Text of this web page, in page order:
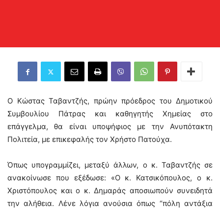
Ο Κώστας Ταβαντζής, πρώην πρόεδρος του Δημοτικού
Συμβουλίου Πάτρας και καθηγητής Χημείας στο
επάγγελμα, θα είναι υποψήφιος με την Ανυπότακτη
Πολιτεία, με επικεφαλής τον Χρήστο Πατούχα.
Όπως υπογραμμίζει, μεταξύ άλλων, ο κ. Ταβαντζής σε
ανακοίνωσε που εξέδωσε: «Ο κ. Κατσικόπουλος, ο κ.
Χριστόπουλος και ο κ. Δημαράς αποσιωπούν συνειδητά
την αλήθεια. Λένε λόγια ανούσια όπως “πόλη αντάξια